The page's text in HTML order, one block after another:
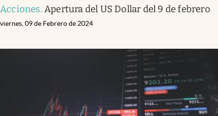
Acciones.Apertura del US Dollar del 9 de febrero
viernes, 09 de Febrero de 2024